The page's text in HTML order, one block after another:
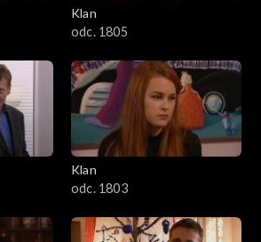
Klan
odc. 1805
Klan
odc. 1803